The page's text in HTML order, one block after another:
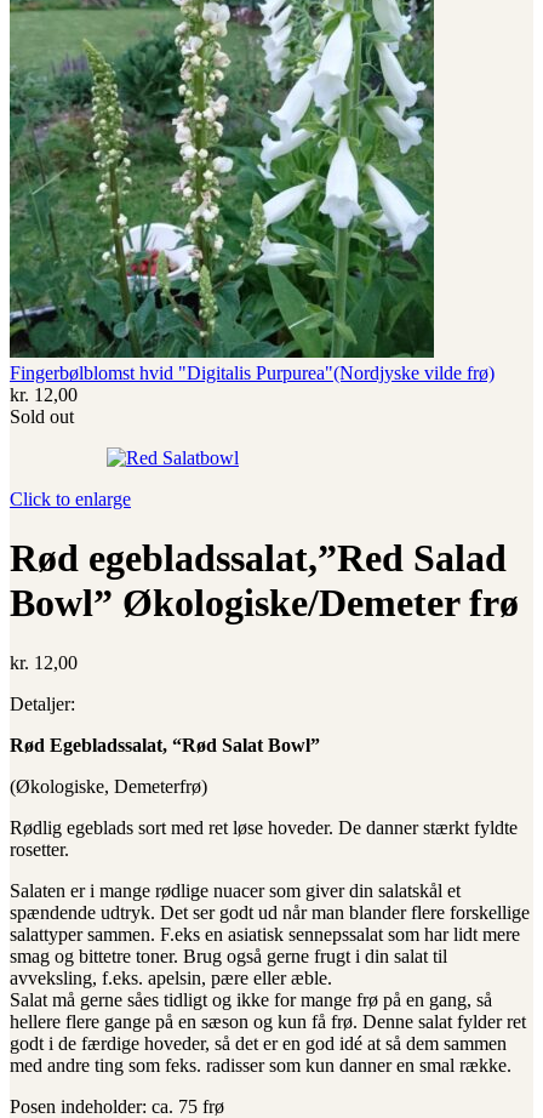
Fingerbølblomst hvid "Digitalis Purpurea"(Nordjyske vilde frø)
kr. 12,00
Sold out
Click to enlarge
Rød egebladssalat,”Red Salad
Bowl” Økologiske/Demeter frø
kr. 12,00
Detaljer:
Rød Egebladssalat, “Rød Salat Bowl”
(Økologiske, Demeterfrø)
Rødlig egeblads sort med ret løse hoveder. De danner stærkt fyldte
rosetter.
Salaten er i mange rødlige nuacer som giver din salatskål et
spændende udtryk. Det ser godt ud når man blander flere forskellige
salattyper sammen. F.eks en asiatisk sennepssalat som har lidt mere
smag og bittetre toner. Brug også gerne frugt i din salat til
avveksling, f.eks. apelsin, pære eller æble.
Salat må gerne såes tidligt og ikke for mange frø på en gang, så
hellere flere gange på en sæson og kun få frø. Denne salat fylder ret
godt i de færdige hoveder, så det er en god idé at så dem sammen
med andre ting som feks. radisser som kun danner en smal række.
Posen indeholder: ca. 75 frø